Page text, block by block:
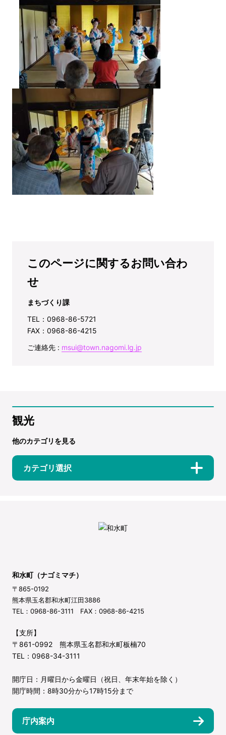
このページに関するお問い合わ
せ
まちづくり課
TEL：0968-86-5721
FAX：0968-86-4215
ご連絡先 : msui@town.nagomi.lg.jp
観光
他のカテゴリを見る
カテゴリ選択
和水町（ナゴミマチ）
〒865-0192
熊本県玉名郡和水町江田3886
TEL：0968-86-3111 FAX：0968-86-4215
【支所】
〒861-0992 熊本県玉名郡和水町板楠70
TEL：0968-34-3111
開庁日：月曜日から金曜日（祝日、年末年始を除く）
開庁時間：8時30分から17時15分まで
庁内案内